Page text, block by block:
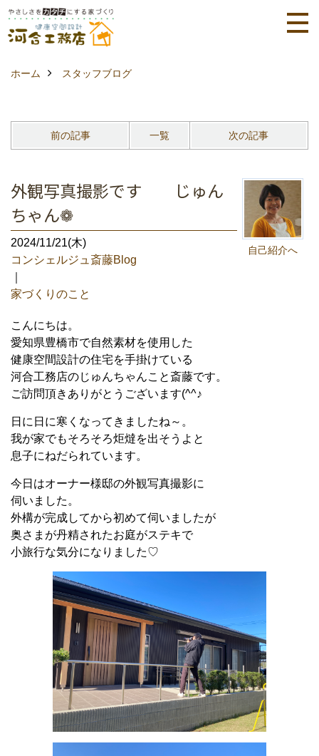
ホーム スタッフブログ
前の記事 一覧 次の記事
自己紹介へ
外観写真撮影です じゅん
ちゃん❁
2024/11/21(木)
コンシェルジュ斎藤Blog
家づくりのこと
こんにちは。
愛知県豊橋市で自然素材を使用した
健康空間設計の住宅を手掛けている
河合工務店のじゅんちゃんこと斎藤です。
ご訪問頂きありがとうございます(^^♪
日に日に寒くなってきましたね～。
我が家でもそろそろ炬燵を出そうよと
息子にねだられています。
今日はオーナー様邸の外観写真撮影に
伺いました。
外構が完成してから初めて伺いましたが
奥さまが丹精されたお庭がステキで
小旅行な気分になりました♡